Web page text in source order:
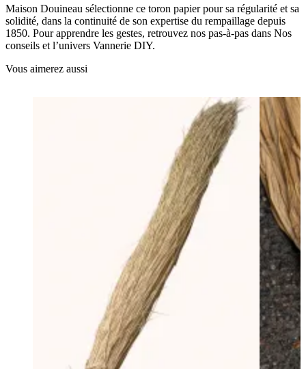
Maison Douineau sélectionne ce toron papier pour sa régularité et sa
solidité, dans la continuité de son expertise du rempaillage depuis
1850. Pour apprendre les gestes, retrouvez nos pas-à-pas dans Nos
conseils et l’univers Vannerie DIY.
Vous aimerez aussi